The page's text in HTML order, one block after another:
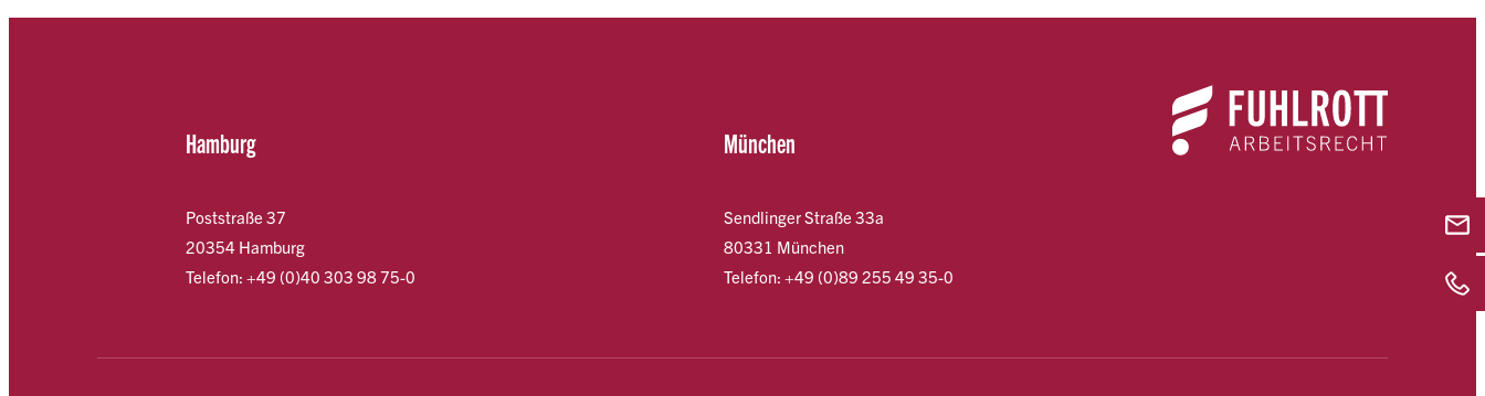
Hamburg
Poststraße 37
20354 Hamburg
Telefon: +49 (0)40 303 98 75-0
München
Sendlinger Straße 33a
80331 München
Telefon: +49 (0)89 255 49 35-0